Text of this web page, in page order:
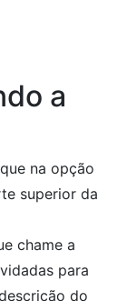
a
na opção
superior da
chame a
para
do